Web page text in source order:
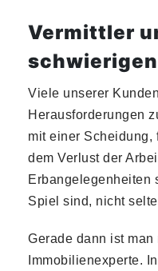
Vermittler
Viele unserer
Herausforderungen
mit einer
dem Verlust der
Erbangelegenheiten
Spiel sind, nicht
Gerade dann ist
Immobilienexperte.